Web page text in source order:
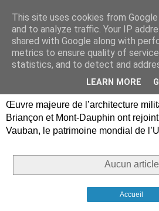
Briançon, Mont-
Vauban Unesco
Œuvre majeure de l’architecture
Briançon et Mont-Dauphin ont
Vauban, le patrimoine mondial de
Aucun article
Accueil
This site uses cookies from
and to analyze traffic. Your IP
shared with Google along with
metrics to ensure quality of
statistics, and to detect and
LEARN MORE